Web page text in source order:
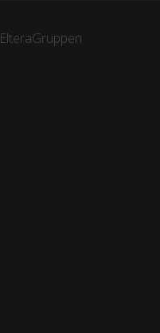
ElteraGruppen